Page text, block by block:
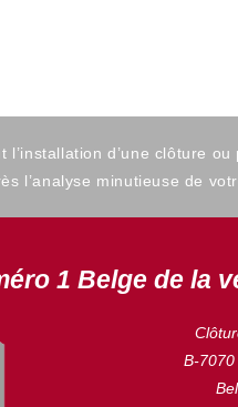
d’une clôture
l’analyse minutieuse de
1 Belge de la
B-